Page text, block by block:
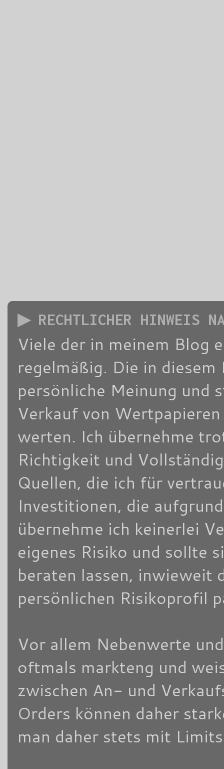
▶ RECHTLICHER HINWEIS
Viele der in meinem Blog
regelmäßig. Die in
persönliche Meinung und
Verkauf von
werten. Ich übernehme
Richtigkeit und
Quellen, die ich für
Investitionen, die
übernehme ich keinerlei
eigenes Risiko und sollte
beraten lassen, inwieweit
persönlichen Risikoprofil
Vor allem Nebenwerte
oftmals markteng und
zwischen An- und
Orders können daher
man daher stets mit